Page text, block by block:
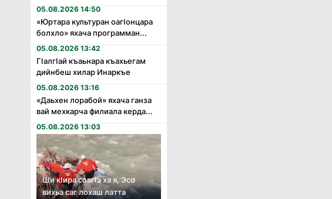
05.08.2026 14:50
«Юртара культуран оагӏонцара
болхло» яхача программан...
05.08.2026 13:42
Гӏалгӏай къаьнара къахьегам
дийнбеш хилар Инаркъе
05.08.2026 13:16
«Даьхен лорабой» яхача ганза
вай мехкарча филиала керда...
05.08.2026 13:03
Ши кӏира совгӏа ха я, Эсо
вихьа саг лохаш латта